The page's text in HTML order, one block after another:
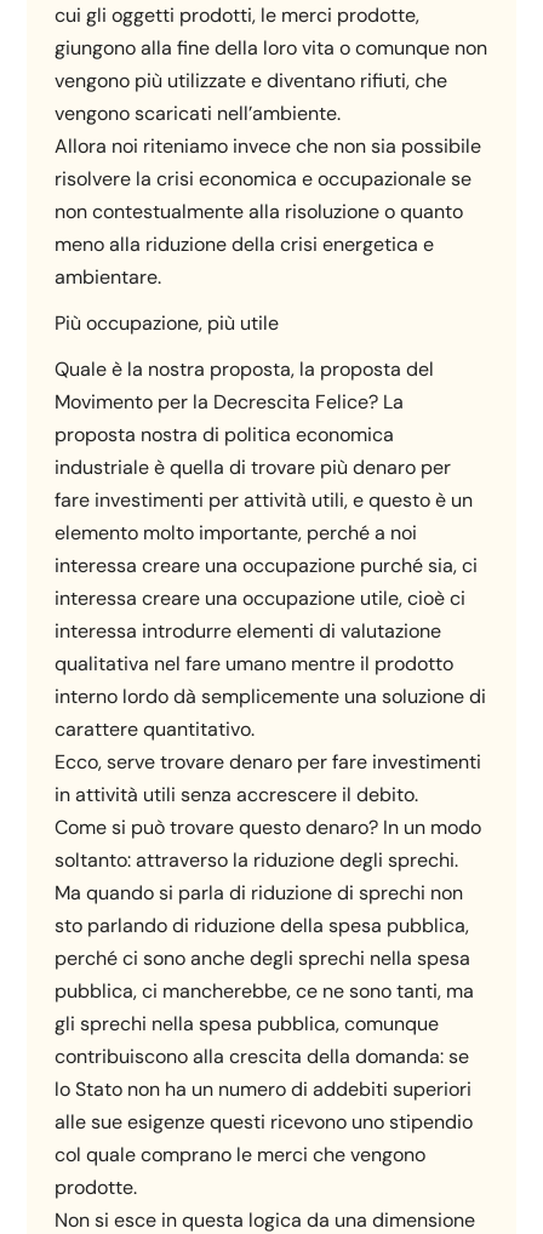
cui gli oggetti prodotti, le merci prodotte,
giungono alla fine della loro vita o comunque non
vengono più utilizzate e diventano rifiuti, che
vengono scaricati nell’ambiente.
Allora noi riteniamo invece che non sia possibile
risolvere la crisi economica e occupazionale se
non contestualmente alla risoluzione o quanto
meno alla riduzione della crisi energetica e
ambientare.
Più occupazione, più utile
Quale è la nostra proposta, la proposta del
Movimento per la Decrescita Felice? La
proposta nostra di politica economica
industriale è quella di trovare più denaro per
fare investimenti per attività utili, e questo è un
elemento molto importante, perché a noi
interessa creare una occupazione purché sia, ci
interessa creare una occupazione utile, cioè ci
interessa introdurre elementi di valutazione
qualitativa nel fare umano mentre il prodotto
interno lordo dà semplicemente una soluzione di
carattere quantitativo.
Ecco, serve trovare denaro per fare investimenti
in attività utili senza accrescere il debito.
Come si può trovare questo denaro? In un modo
soltanto: attraverso la riduzione degli sprechi.
Ma quando si parla di riduzione di sprechi non
sto parlando di riduzione della spesa pubblica,
perché ci sono anche degli sprechi nella spesa
pubblica, ci mancherebbe, ce ne sono tanti, ma
gli sprechi nella spesa pubblica, comunque
contribuiscono alla crescita della domanda: se
lo Stato non ha un numero di addebiti superiori
alle sue esigenze questi ricevono uno stipendio
col quale comprano le merci che vengono
prodotte.
Non si esce in questa logica da una dimensione